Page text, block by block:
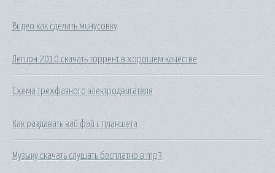
Видео как сделать минусовку
Легион 2010 скачать торрент в хорошем качестве
Схема трехфазного электродвигателя
Как раздавать вай фай с планшета
Музыку скачать слушать бесплатно в mp3